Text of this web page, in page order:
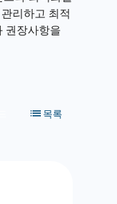
리하고 최적
권장사항을